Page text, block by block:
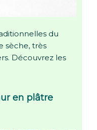
du
sèche, très
Découvrez les
en plâtre